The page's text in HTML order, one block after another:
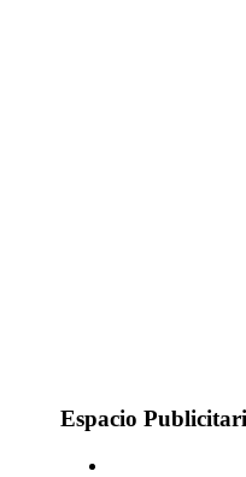
Espacio